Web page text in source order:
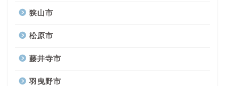
狭山市
松原市
藤井寺市
羽曳野市